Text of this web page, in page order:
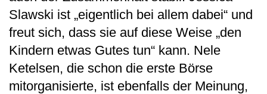
Slawski ist „eigentlich bei allem dabei“ und
freut sich, dass sie auf diese Weise „den
Kindern etwas Gutes tun“ kann. Nele
Ketelsen, die schon die erste Börse
mitorganisierte, ist ebenfalls der Meinung,